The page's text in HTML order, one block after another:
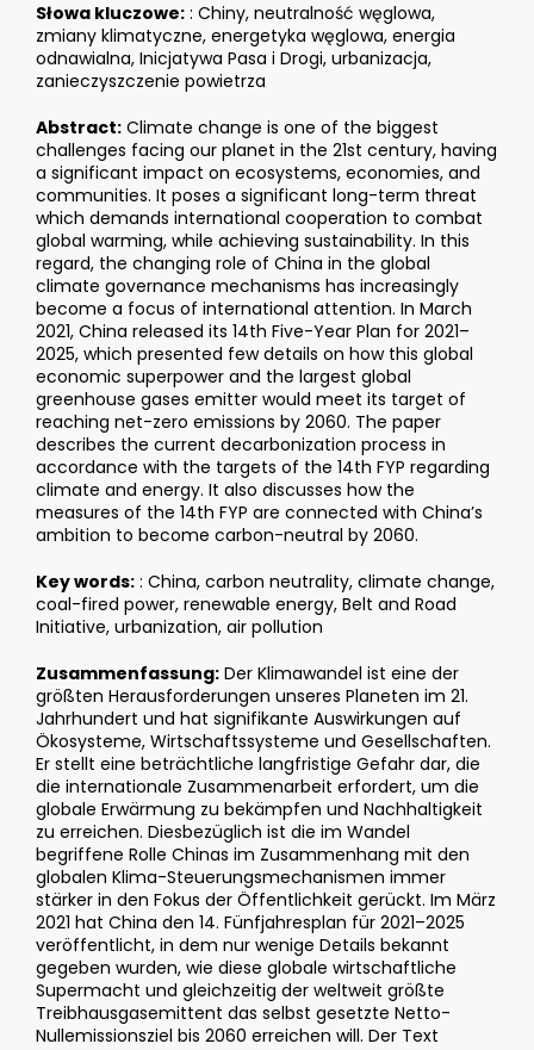
Słowa kluczowe: : Chiny, neutralność węglowa,
zmiany klimatyczne, energetyka węglowa, energia
odnawialna, Inicjatywa Pasa i Drogi, urbanizacja,
zanieczyszczenie powietrza
Abstract: Climate change is one of the biggest
challenges facing our planet in the 21st century, having
a significant impact on ecosystems, economies, and
communities. It poses a significant long-term threat
which demands international cooperation to combat
global warming, while achieving sustainability. In this
regard, the changing role of China in the global
climate governance mechanisms has increasingly
become a focus of international attention. In March
2021, China released its 14th Five-Year Plan for 2021–
2025, which presented few details on how this global
economic superpower and the largest global
greenhouse gases emitter would meet its target of
reaching net-zero emissions by 2060. The paper
describes the current decarbonization process in
accordance with the targets of the 14th FYP regarding
climate and energy. It also discusses how the
measures of the 14th FYP are connected with China’s
ambition to become carbon-neutral by 2060.
Key words: : China, carbon neutrality, climate change,
coal-fired power, renewable energy, Belt and Road
Initiative, urbanization, air pollution
Zusammenfassung: Der Klimawandel ist eine der
größten Herausforderungen unseres Planeten im 21.
Jahrhundert und hat signifikante Auswirkungen auf
Ökosysteme, Wirtschaftssysteme und Gesellschaften.
Er stellt eine beträchtliche langfristige Gefahr dar, die
die internationale Zusammenarbeit erfordert, um die
globale Erwärmung zu bekämpfen und Nachhaltigkeit
zu erreichen. Diesbezüglich ist die im Wandel
begriffene Rolle Chinas im Zusammenhang mit den
globalen Klima-Steuerungsmechanismen immer
stärker in den Fokus der Öffentlichkeit gerückt. Im März
2021 hat China den 14. Fünfjahresplan für 2021–2025
veröffentlicht, in dem nur wenige Details bekannt
gegeben wurden, wie diese globale wirtschaftliche
Supermacht und gleichzeitig der weltweit größte
Treibhausgasemittent das selbst gesetzte Netto-
Nullemissionsziel bis 2060 erreichen will. Der Text